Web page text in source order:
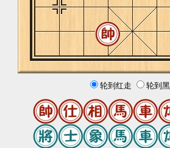
轮到红走 轮到